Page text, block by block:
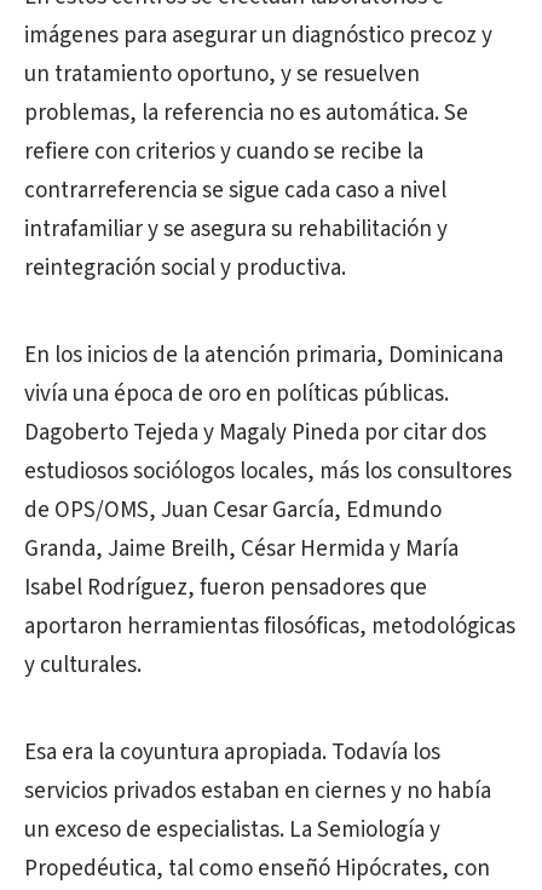
imágenes para asegurar un diagnóstico precoz y
un tratamiento oportuno, y se resuelven
problemas, la referencia no es automática. Se
refiere con criterios y cuando se recibe la
contrarreferencia se sigue cada caso a nivel
intrafamiliar y se asegura su rehabilitación y
reintegración social y productiva.
En los inicios de la atención primaria, Dominicana
vivía una época de oro en políticas públicas.
Dagoberto Tejeda y Magaly Pineda por citar dos
estudiosos sociólogos locales, más los consultores
de OPS/OMS, Juan Cesar García, Edmundo
Granda, Jaime Breilh, César Hermida y María
Isabel Rodríguez, fueron pensadores que
aportaron herramientas filosóficas, metodológicas
y culturales.
Esa era la coyuntura apropiada. Todavía los
servicios privados estaban en ciernes y no había
un exceso de especialistas. La Semiología y
Propedéutica, tal como enseñó Hipócrates, con